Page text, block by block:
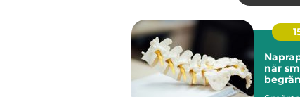
e...
när